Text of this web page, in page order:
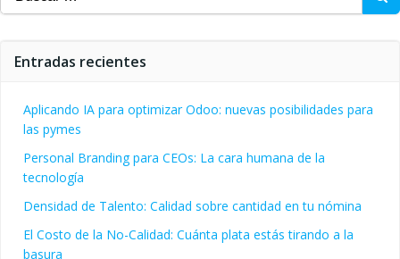
Entradas recientes
Aplicando IA para optimizar Odoo: nuevas posibilidades para
las pymes
Personal Branding para CEOs: La cara humana de la
tecnología
Densidad de Talento: Calidad sobre cantidad en tu nómina
El Costo de la No-Calidad: Cuánta plata estás tirando a la
basura